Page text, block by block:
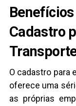
Cadastro
O cadastro para
oferece uma
as próprias